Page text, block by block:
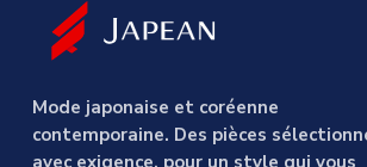
Mode japonaise et coréenne
contemporaine. Des pièces
avec exigence, pour un style qui vous